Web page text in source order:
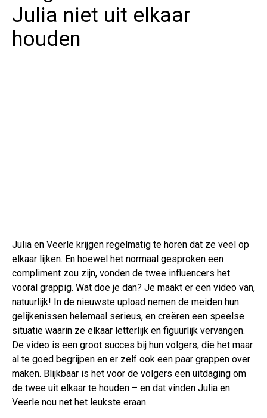
Julia niet uit elkaar
houden
Julia en Veerle krijgen regelmatig te horen dat ze veel op
elkaar lijken. En hoewel het normaal gesproken een
compliment zou zijn, vonden de twee influencers het
vooral grappig. Wat doe je dan? Je maakt er een video van,
natuurlijk! In de nieuwste upload nemen de meiden hun
gelijkenissen helemaal serieus, en creëren een speelse
situatie waarin ze elkaar letterlijk en figuurlijk vervangen.
De video is een groot succes bij hun volgers, die het maar
al te goed begrijpen en er zelf ook een paar grappen over
maken. Blijkbaar is het voor de volgers een uitdaging om
de twee uit elkaar te houden – en dat vinden Julia en
Veerle nou net het leukste eraan.